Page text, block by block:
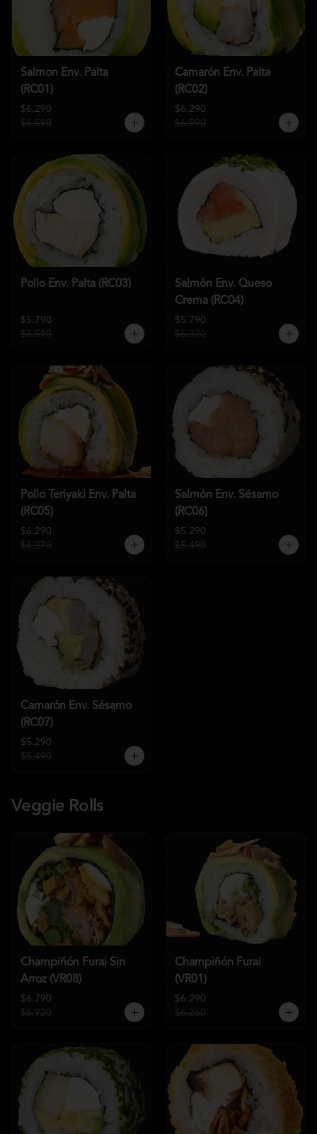
Salmon Env. Palta
(RC01)
$6.290
$6.590
Camarón Env. Palta
(RC02)
$6.290
$6.590
Pollo Env. Palta (RC03)
$5.790
$6.590
Salmón Env. Queso
Crema (RC04)
$5.790
$6.370
Pollo Teriyaki Env. Palta
(RC05)
$6.290
$6.370
Salmón Env. Sésamo
(RC06)
$5.290
$5.490
Camarón Env. Sésamo
(RC07)
$5.290
$5.490
Veggie Rolls
Champiñón Furai Sin
Arroz (VR08)
$6.790
$6.920
Champiñón Furai
(VR01)
$6.290
$6.260